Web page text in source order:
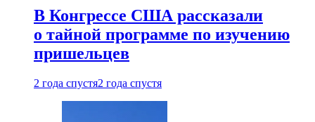
В Конгрессе США рассказали
о тайной программе по изучению
пришельцев
2 года спустя2 года спустя